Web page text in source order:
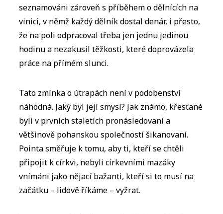
seznamováni zároveň s příběhem o dělnících na
vinici, v němž každý dělník dostal denár, i přesto,
že na poli odpracoval třeba jen jednu jedinou
hodinu a nezakusil těžkosti, které doprovázela
práce na přímém slunci.
Tato zmínka o útrapách není v podobenství
náhodná. Jaký byl její smysl? Jak známo, křesťané
byli v prvních staletích pronásledovaní a
většinově pohanskou společností šikanovaní.
Pointa směřuje k tomu, aby ti, kteří se chtěli
připojit k církvi, nebyli církevními mazáky
vnímáni jako nějací bažanti, kteří si to musí na
začátku – lidově říkáme – vyžrat.